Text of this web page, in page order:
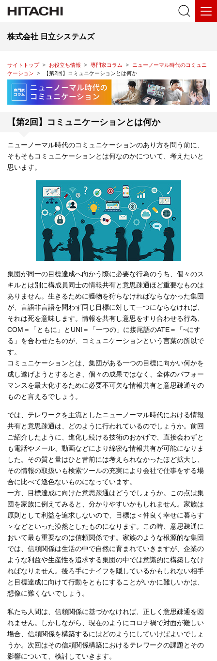
株式会社 日立システムズ
サイトトップ お役立ち情報 専門家コラム
ニューノーマル時代のコミュニ
ケーション
【第2回】コミュニケーションとは何か
【第2回】コミュニケーションとは何か
ニューノーマル時代のコミュニケーションのあり方を問う前に、
そもそもコミュニケーションとは何なのかについて、考えたいと
思います。
集団が同一の目標達成へ向かう際に必要な行為のうち、個々のス
キルとは別に構成員同士の情報共有と意思疎通ほど重要なものは
ありません。生きるために獲物を狩らなければならなかった集団
が、言語非言語を問わず同じ目標に対して一つにならなければ、
それは死を意味します。情報を共有し意思をすり合わせる行為、
COM＝「ともに」とUNI＝「一つの」に接尾語のATE＝「~にす
る」を合わせたものが、コミュニケーションという言葉の所以で
す。
コミュニケーションとは、集団がある一つの目標に向かい何かを
成し遂げようとするとき、個々の成果ではなく、全体のパフォー
マンスを最大化するために必要不可欠な情報共有と意思疎通その
ものと言えるでしょう。
では、テレワークを主流としたニューノーマル時代における情報
共有と意思疎通は、どのように行われているのでしょうか。前回
ご紹介したように、進化し続ける技術のおかげで、直接会わずと
も電話やメール、動画などにより綿密な情報共有が可能になりま
した。その質と量はひと昔前には考えられなかったほど拡大し、
その情報の取扱いも検索ツールの充実により会社で仕事をする場
合に比べて遜色ないものになっています。
一方、目標達成に向けた意思疎通はどうでしょうか。この点は集
団を家族に例えてみると、分かりやすいかもしれません。家族は
原則として利益を追求しないので、目標は＜仲良く幸せに暮らす
＞などといった漠然としたものになります。この時、意思疎通に
おいて最も重要なのは信頼関係です。家族のような根源的な集団
では、信頼関係は生活の中で自然に育まれていきますが、企業の
ような利益や生産性を追求する集団の中では意識的に構築しなけ
ればなりません。後ろ手にナイフを隠しているかもしれない相手
と目標達成に向けて行動をともにすることがいかに難しいかは、
想像に難くないでしょう。
私たち人間は、信頼関係に基づかなければ、正しく意思疎通を図
れません。しかしながら、現在のようにコロナ禍で対面が難しい
場合、信頼関係を構築するにはどのようにしていけばよいでしょ
うか。次回はその信頼関係構築におけるテレワークの課題とその
影響について、検討していきます。